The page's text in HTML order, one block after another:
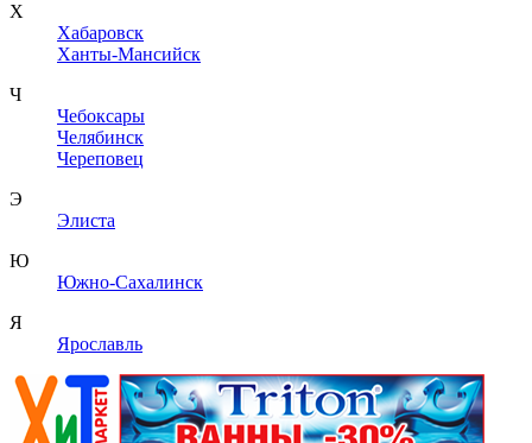
Х
Хабаровск
Ханты-Мансийск
Ч
Чебоксары
Челябинск
Череповец
Э
Элиста
Ю
Южно-Сахалинск
Я
Ярославль